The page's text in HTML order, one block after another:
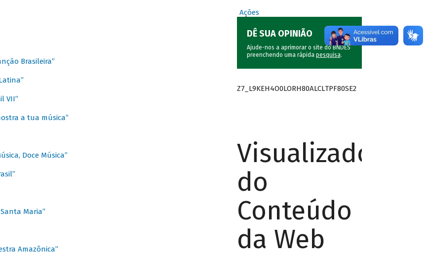
Brasileira”
VII”
a tua música”
Doce Música”
Maria”
Amazônica”
Ações
DÊ SUA OPINIÃO
Ajude-nos a aprimorar o site do BNDES
preenchendo uma rápida pesquisa.
Z7_L9KEH4O0LORH80ALCLTPF80SE2
Visualizador
do
Conteúdo
da Web